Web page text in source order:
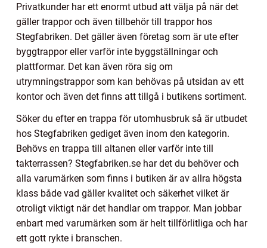
Privatkunder har ett enormt utbud att välja på när det
gäller trappor och även tillbehör till trappor hos
Stegfabriken. Det gäller även företag som är ute efter
byggtrappor eller varför inte byggställningar och
plattformar. Det kan även röra sig om
utrymningstrappor som kan behövas på utsidan av ett
kontor och även det finns att tillgå i butikens sortiment.
Söker du efter en trappa för utomhusbruk så är utbudet
hos Stegfabriken gediget även inom den kategorin.
Behövs en trappa till altanen eller varför inte till
takterrassen? Stegfabriken.se har det du behöver och
alla varumärken som finns i butiken är av allra högsta
klass både vad gäller kvalitet och säkerhet vilket är
otroligt viktigt när det handlar om trappor. Man jobbar
enbart med varumärken som är helt tillförlitliga och har
ett gott rykte i branschen.